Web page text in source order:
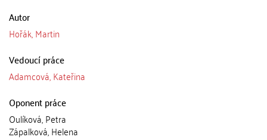
Autor
Hořák, Martin
Vedoucí práce
Adamcová, Kateřina
Oponent práce
Oulíková, Petra
Zápalková, Helena